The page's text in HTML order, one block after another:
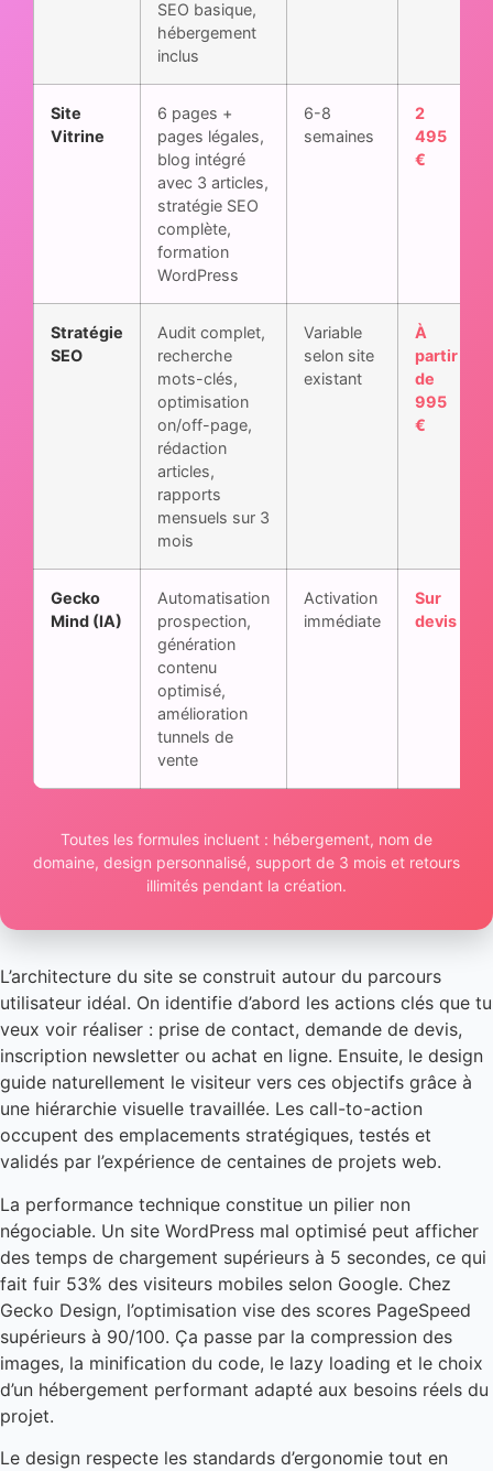
SEO basique,
hébergement
inclus
Site
Vitrine
6 pages +
pages légales,
blog intégré
avec 3 articles,
stratégie SEO
complète,
formation
WordPress
6-8
semaines
2
495
€
Stratégie
SEO
Audit complet,
recherche
mots-clés,
optimisation
on/off-page,
rédaction
articles,
rapports
mensuels sur 3
mois
Variable
selon site
existant
À
partir
de
995
€
Gecko
Mind (IA)
Automatisation
prospection,
génération
contenu
optimisé,
amélioration
tunnels de
vente
Activation
immédiate
Sur
devis
Toutes les formules incluent : hébergement, nom de
domaine, design personnalisé, support de 3 mois et retours
illimités pendant la création.
L’architecture du site se construit autour du parcours
utilisateur idéal. On identifie d’abord les actions clés que tu
veux voir réaliser : prise de contact, demande de devis,
inscription newsletter ou achat en ligne. Ensuite, le design
guide naturellement le visiteur vers ces objectifs grâce à
une hiérarchie visuelle travaillée. Les call-to-action
occupent des emplacements stratégiques, testés et
validés par l’expérience de centaines de projets web.
La performance technique constitue un pilier non
négociable. Un site WordPress mal optimisé peut afficher
des temps de chargement supérieurs à 5 secondes, ce qui
fait fuir 53% des visiteurs mobiles selon Google. Chez
Gecko Design, l’optimisation vise des scores PageSpeed
supérieurs à 90/100. Ça passe par la compression des
images, la minification du code, le lazy loading et le choix
d’un hébergement performant adapté aux besoins réels du
projet.
Le design respecte les standards d’ergonomie tout en